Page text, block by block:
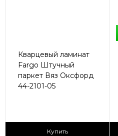
Кварцевый ламинат
Fargo Штучный
паркет Вяз Оксфорд
44-2101-05
2
Купить